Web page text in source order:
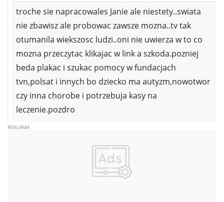
troche sie napracowales Janie ale niestety..swiata
nie zbawisz ale probowac zawsze mozna..tv tak
otumanila wiekszosc ludzi..oni nie uwierza w to co
mozna przeczytac klikajac w link a szkoda.pozniej
beda plakac i szukac pomocy w fundacjach
tvn,polsat i innych bo dziecko ma autyzm,nowotwor
czy inna chorobe i potrzebuja kasy na
leczenie.pozdro